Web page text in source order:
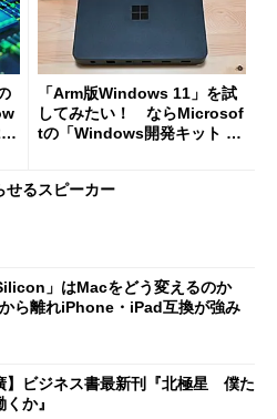
「Arm版Windows 11」を試
してみたい！ ならMicrosof
tの「Windows開発キット 20
せるスピーカー
」はMacをどう変えるのか
ら離れiPhone・iPad互換が強み
】ビジネス書最新刊『北極星 僕た
か』